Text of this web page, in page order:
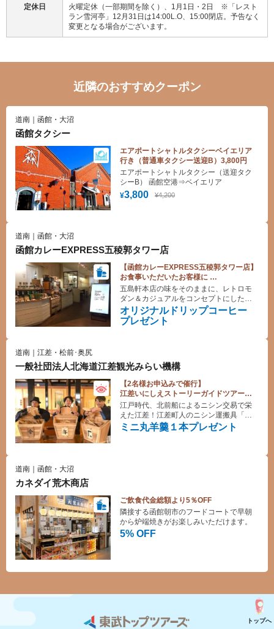
定休日
火曜定休（一部期間を除く）、1月1日・2日 ※「レスト
ラン雪河亭」12月31日は14:00L.O、15:00閉店。予告なく
変更となる場合がございます。
近隣のおすすめクーポン
道南｜函館・大沼
函館タクシー
エアポートシャトルタクシーベイエリア
行き（普通車タクシー送迎B）3,800円
¥3,800 ¥4,200
エアポートシャトルタクシー（送迎タク
シーB） 函館空港⇒ベイエリア
道南｜函館・大沼
函館カレーEXPRESS五稜郭タワー店
【函館カレーEXPRESS五稜郭タワー店】
お食事いただいたお客様に
オリジナルドリップコーヒープレゼント♪
オリジナルドリップコーヒー
プレゼント
五島軒本店の味をそのままに、レトロモ
ダン＆カジュアルをコンセプトにしたカ
レーレストラン！観光の合間にお楽しみ
ください！
道南｜江差・松前･奥尻
一般社団法人北海道江差観光みらい機構
【2名様お申込みで催行】
江差いにしえストーリーガイドツアーご
参加の方に
『ミニ丸羊羹』１本プレゼント♪
ミニ丸羊羹１本プレゼント
江戸時代、北前船によるニシン交易で栄
えた江差！江差町人のニシン運搬具「モ
ッコ」を背負って、当時の江差にタイプ
トリップ！プライベートガイドツアーで
道南｜函館・大沼
カネダイ荒木商店
ご飲食代金総額より5％OFF
5% OFF
隣接する函館朝市のフードコートで早朝
から炉端焼きがお楽しみいただけます。
トップへ